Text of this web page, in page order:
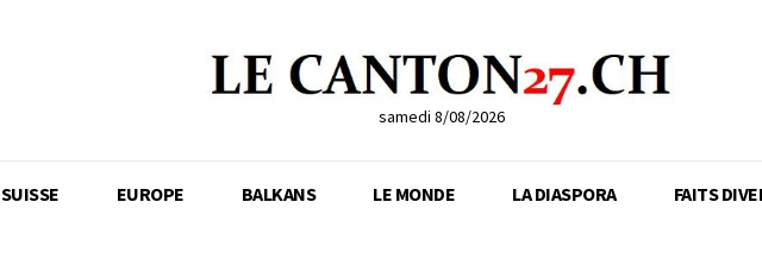
samedi 8/08/2026
SUISSE EUROPE BALKANS LE MONDE LA DIASPORA FAITS